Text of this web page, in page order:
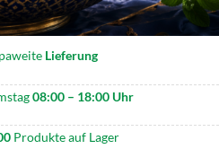
Lieferung
08:00 – 18:00 Uhr
Produkte auf Lager